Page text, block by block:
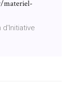
materiel-
d'Initiative